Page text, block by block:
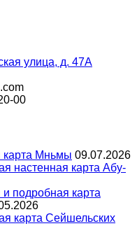
улица, д. 47А
00
карта Мньмы 09.07.2026
настенная карта Абу-
подробная карта
карта Сейшельских